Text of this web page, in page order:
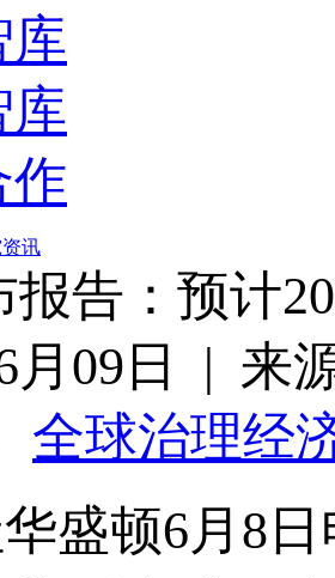
库
库
作
讯
告：预计
月09日 | 来
全球治理经
盛顿6月8